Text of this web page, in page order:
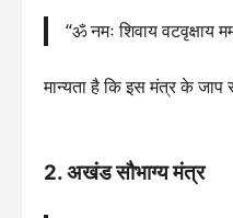
“ॐ नमः शिवाय वटवृक्षाय
मान्यता है कि इस मंत्र के जाप
2. अखंड सौभाग्य मंत्र